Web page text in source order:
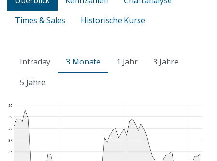
Times & Sales
Historische Kurse
Intraday 3 Monate 1 Jahr
3 Jahre
5 Jahre